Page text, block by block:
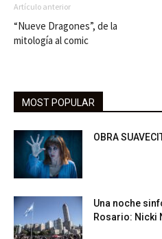
Artículo anterior
“Nueve Dragones”, de la
mitología al comic
MOST POPULAR
OBRA
Una noche
Rosario: Nicki